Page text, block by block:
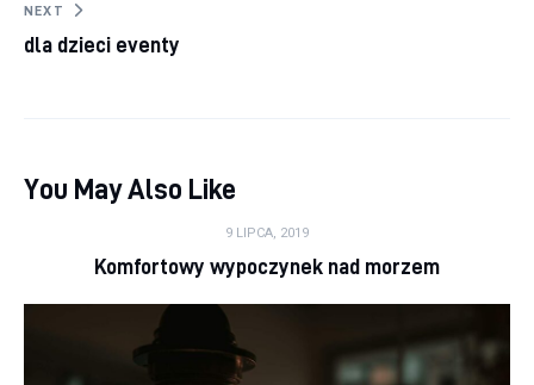
NEXT
dla dzieci eventy
You May Also Like
9 LIPCA, 2019
Komfortowy wypoczynek nad morzem